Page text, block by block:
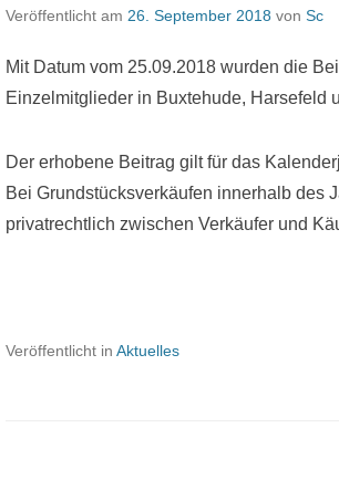
Veröffentlicht am 26. September 2018 von Sc
Mit Datum vom 25.09.2018 wurden die
Einzelmitglieder in Buxtehude, Harsefeld
Der erhobene Beitrag gilt für das
Bei Grundstücksverkäufen innerhalb des
privatrechtlich zwischen Verkäufer und
Veröffentlicht in Aktuelles